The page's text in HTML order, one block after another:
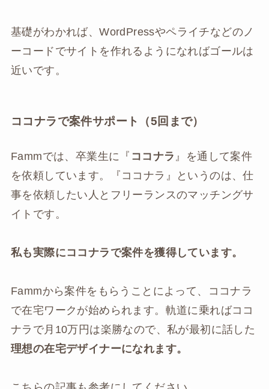
基礎がわかれば、WordPressやペライチなどのノ
ーコードでサイトを作れるようになればゴールは
近いです。
ココナラで案件サポート（5回まで）
Fammでは、卒業生に『 ココナラ 』を通して案件
を依頼しています。『ココナラ』というのは、仕
事を依頼したい人とフリーランスのマッチングサ
イトです。
私も実際にココナラで案件を獲得しています。
Fammから案件をもらうことによって、ココナラ
で在宅ワークが始められます。軌道に乗ればココ
ナラで月10万円は楽勝なので、私が最初に話した
理想の在宅デザイナーになれます。